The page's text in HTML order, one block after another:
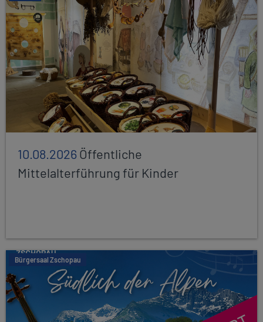
10.08.2026Öffentliche
Mittelalterführung für Kinder
Bürgersaal Zschopau